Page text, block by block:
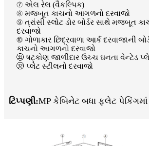
⑦ એલ રેલ (વૈકલ્પિક)
⑧ મજબૂત કાચનો આગળનો દરવાજો
⑨ ત્રાંસી સ્લોટ ડોર બોર્ડર સાથે મજબૂત
દરવાજો
⑩ ગોળાકાર છિદ્રવાળા આર્ક દરવાજાની
કાચનો આગળનો દરવાજો
⑪ ષટ્કોણ જાળીદાર ઉચ્ચ ઘનતા વેન્ટેડ
⑫ પ્લેટ સ્ટીલનો દરવાજો
ટિપ્પણી:MP કેબિનેટ બધા ફ્લેટ